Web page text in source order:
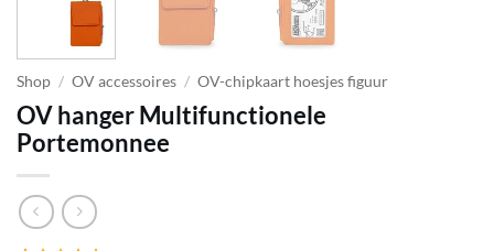
Shop / OV accessoires / OV-chipkaart hoesjes figuur
OV hanger Multifunctionele
Portemonnee